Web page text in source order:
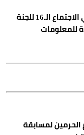
المملكة تشارك في الاجتماع الـ16 للجنة
للمعلومات
الحرمين لمسابقة